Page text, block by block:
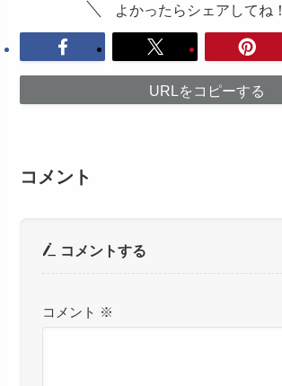
よかったらシェアしてね！
URLをコピーする
コメント
コメントする
コメント ※